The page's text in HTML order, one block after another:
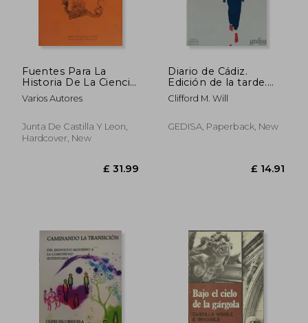
Fuentes Para La
Historia De La Ciencia
Y La TéCnica En La
Biblioteca Del Palacio
Spanish)
Varios Autores
Junta De Castilla Y Leon,
Hardcover, New
Diario de Cádiz.
Edición de la tarde.
Año LXX. Nº 31.142. (in
Spanish)
Clifford M. Will
GEDISA, Paperback, New